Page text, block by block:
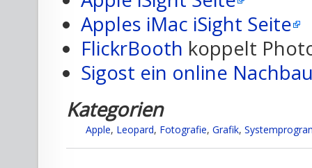
Apples iMac iSight Seite
FlickrBooth koppelt
Sigost ein online
Kategorien
Apple, Leopard, Fotografie, Grafik,